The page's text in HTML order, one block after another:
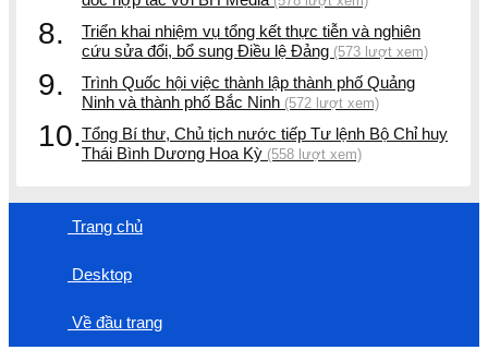
8.
Triển khai nhiệm vụ tổng kết thực tiễn và nghiên
cứu sửa đổi, bổ sung Điều lệ Đảng (573 lượt xem)
9.
Trình Quốc hội việc thành lập thành phố Quảng
Ninh và thành phố Bắc Ninh (572 lượt xem)
10.Tổng Bí thư, Chủ tịch nước tiếp Tư lệnh Bộ Chỉ huy
Thái Bình Dương Hoa Kỳ (558 lượt xem)
Trang chủ
Desktop
Về đầu trang